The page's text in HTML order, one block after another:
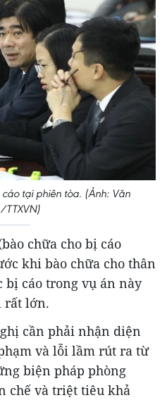
tại phiên tòa. (Ảnh: Văn
chữa cho bị cáo
khi bào chữa cho thân
bị cáo trong vụ án này
rất lớn.
cần phải nhận diện
và lỗi lầm rút ra từ
biện pháp phòng
chế và triệt tiêu khả